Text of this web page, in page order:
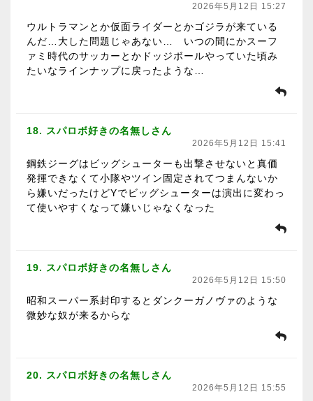
2026年5月12日 15:27
ウルトラマンとか仮面ライダーとかゴジラが来ている
んだ…大した問題じゃあない… いつの間にかスーフ
ァミ時代のサッカーとかドッジボールやっていた頃み
たいなラインナップに戻ったような…
18. スパロボ好きの名無しさん
2026年5月12日 15:41
鋼鉄ジーグはビッグシューターも出撃させないと真価
発揮できなくて小隊やツイン固定されてつまんないか
ら嫌いだったけどYでビッグシューターは演出に変わっ
て使いやすくなって嫌いじゃなくなった
19. スパロボ好きの名無しさん
2026年5月12日 15:50
昭和スーパー系封印するとダンクーガノヴァのような
微妙な奴が来るからな
20. スパロボ好きの名無しさん
2026年5月12日 15:55